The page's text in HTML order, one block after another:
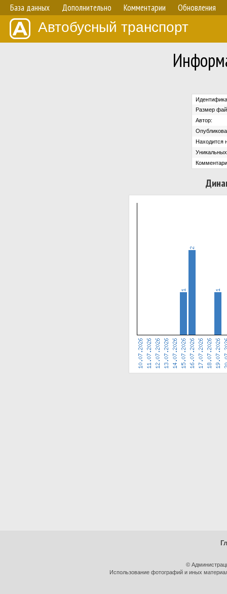
База данных Дополнительно Комментарии Обновления
Автобусный транспорт
Размер
Автор:
Находится
©
Использование фотографий и иных